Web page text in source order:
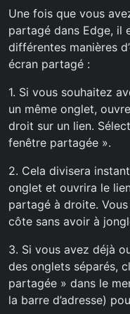
Une fois que vous
partagé dans Edge, il
différentes manières
écran partagé :
1. Si vous souhaitez
un même onglet,
droit sur un lien.
fenêtre partagée ».
2. Cela divisera
onglet et ouvrira le
partagé à droite.
côte sans avoir à
3. Si vous avez déjà
des onglets séparés,
partagée » dans le
la barre d’adresse)